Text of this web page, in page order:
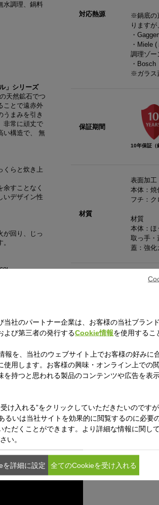
水調理、鍋料
」シリーズ
天然鉱石でつ
ことで遠赤外
うまみを引き
非常に頑丈で
い構造で、 無
くらと炊き上
すことなく
いデザイン性
が回り、じっ
。
、素材の美
認できたり、
れしにくい
理を快適にす
対応熱源
※鍋底の
ります
・
・Miele
調理ゾー
・
※ガラス
保証期間
10年保証（
材質
表面加工
本体：焼
フチ：ク
材質
本体：ほ
取っ手・
蓋：強化
内寸:200
高さ（
※鍋底の
商品重量(約) 1.7kg
原産国
当社のパートナー企業は、お客様の当社ブラン
よび第三者の発行するCookie情報を使用するこ
報を、当社のウェブサイト上でお客様の好みに
使用します。お客様の興味・オンライン上での
を持つと思われる製品のコンテンツや広告を表
け入れる”をクリックしていただきたいのですが
るいは当社サイトを効果的に閲覧するのに必要
ただくことができます。より詳細な情報に関し
い。
を詳細に設定 全てのCookieを受け入れる